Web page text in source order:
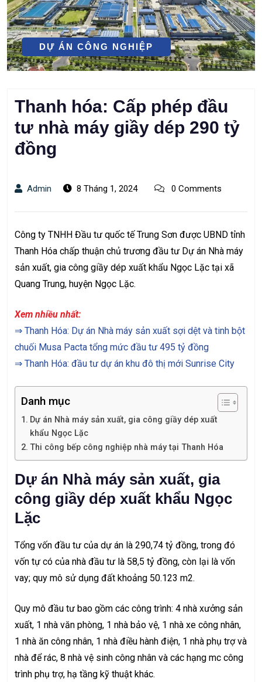
DỰ ÁN CÔNG NGHIỆP
Thanh hóa: Cấp phép đầu
tư nhà máy giầy dép 290 tỷ
đồng
Admin 8 Tháng 1, 2024 0 Comments
Công ty TNHH Đầu tư quốc tế Trung Sơn được UBND tỉnh
Thanh Hóa chấp thuận chủ trương đầu tư Dự án Nhà máy
sản xuất, gia công giầy dép xuất khẩu Ngọc Lặc tại xã
Quang Trung, huyện Ngọc Lặc.
Xem nhiều nhất:
⇒ Thanh Hóa: Dự án Nhà máy sản xuất sợi dệt và tinh bột
chuối Musa Pacta tổng mức đầu tư 495 tỷ đồng
⇒ Thanh Hóa: đầu tư dự án khu đô thị mới Sunrise City
Danh mục
Dự án Nhà máy sản xuất, gia công giầy dép xuất
khẩu Ngọc Lặc
Thi công bếp công nghiệp nhà máy tại Thanh Hóa
Dự án Nhà máy sản xuất, gia
công giầy dép xuất khẩu Ngọc
Lặc
Tổng vốn đầu tư của dự án là 290,74 tỷ đồng, trong đó
vốn tự có của nhà đầu tư là 58,5 tỷ đồng, còn lại là vốn
vay; quy mô sử dụng đất khoảng 50.123 m2.
Quy mô đầu tư bao gồm các công trình: 4 nhà xưởng sản
xuất, 1 nhà văn phòng, 1 nhà bảo vệ, 1 nhà xe công nhân,
1 nhà ăn công nhân, 1 nhà điều hành điện, 1 nhà phụ trợ và
nhà để rác, 8 nhà vệ sinh công nhân và các hạng mc công
trình phụ trợ, hạ tầng kỹ thuật khác.